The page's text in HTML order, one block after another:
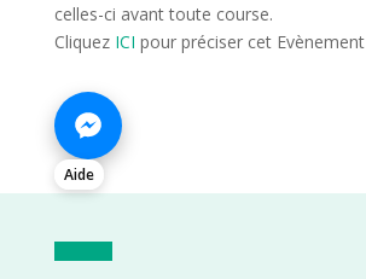
celles-ci avant toute course.
Cliquez ICI pour préciser cet Evènement
Aide